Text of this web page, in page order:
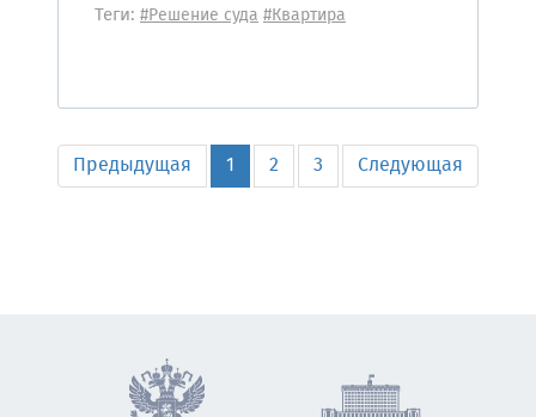
Теги: #Решение суда#Квартира
Предыдущая 1 2 3 Следующая